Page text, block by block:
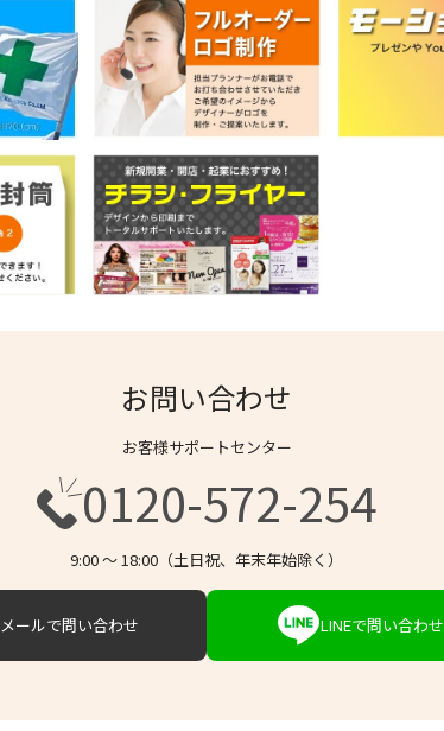
お問い合わせ
お客様サポートセンター
0120-572-254
9:00 〜 18:00（土日祝、年末年始除く）
メールで問い合わせ LINEで問い合わせ